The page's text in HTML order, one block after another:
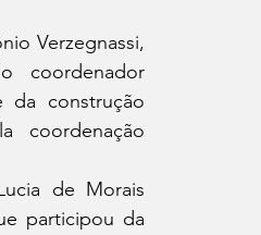
Verzegnassi,
coordenador
da construção
coordenação
de Morais
participou da